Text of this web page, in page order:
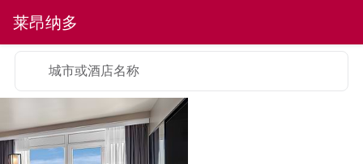
莱昂纳多
城市或酒店名称